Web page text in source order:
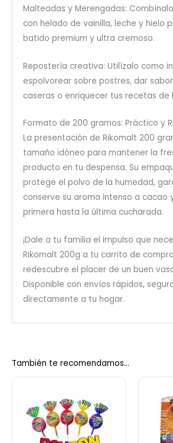
Malteadas y Merengadas:
con helado de vainilla, leche y hielo
batido premium y ultra cremoso.
Repostería creativa: Utilízalo como
espolvorear sobre postres, dar
caseras o enriquecer tus recetas de
Formato de 200 gramos: Práctico y
La presentación de Rikomalt 200
tamaño idóneo para mantener la
producto en tu despensa. Su
protege el polvo de la humedad,
conserve su aroma intenso a cacao
primera hasta la última cucharada.
¡Dale a tu familia el impulso que
Rikomalt 200g a tu carrito de
redescubre el placer de un buen
Disponible con envíos rápidos,
directamente a tu hogar.
También te recomendamos…